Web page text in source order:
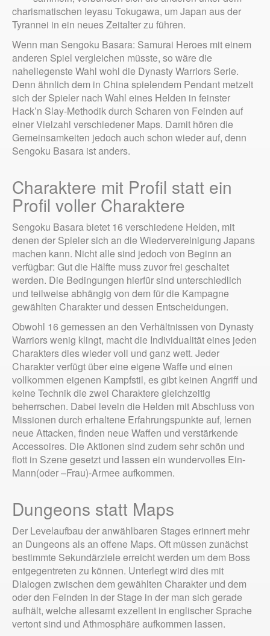
charismatischen Ieyasu Tokugawa, um Japan aus der
Tyrannei in ein neues Zeitalter zu führen.
Wenn man Sengoku Basara: Samurai Heroes mit einem
anderen Spiel vergleichen müsste, so wäre die
naheliegenste Wahl wohl die Dynasty Warriors Serie.
Denn ähnlich dem in China spielendem Pendant metzelt
sich der Spieler nach Wahl eines Helden in feinster
Hack’n Slay-Methodik durch Scharen von Feinden auf
einer Vielzahl verschiedener Maps. Damit hören die
Gemeinsamkeiten jedoch auch schon wieder auf, denn
Sengoku Basara ist anders.
Charaktere mit Profil statt ein
Profil voller Charaktere
Sengoku Basara bietet 16 verschiedene Helden, mit
denen der Spieler sich an die Wiedervereinigung Japans
machen kann. Nicht alle sind jedoch von Beginn an
verfügbar: Gut die Hälfte muss zuvor frei geschaltet
werden. Die Bedingungen hierfür sind unterschiedlich
und teilweise abhängig von dem für die Kampagne
gewählten Charakter und dessen Entscheidungen.
Obwohl 16 gemessen an den Verhältnissen von Dynasty
Warriors wenig klingt, macht die Individualität eines jeden
Charakters dies wieder voll und ganz wett. Jeder
Charakter verfügt über eine eigene Waffe und einen
vollkommen eigenen Kampfstil, es gibt keinen Angriff und
keine Technik die zwei Charaktere gleichzeitig
beherrschen. Dabei leveln die Helden mit Abschluss von
Missionen durch erhaltene Erfahrungspunkte auf, lernen
neue Attacken, finden neue Waffen und verstärkende
Accessoires. Die Aktionen sind zudem sehr schön und
flott in Szene gesetzt und lassen ein wundervolles Ein-
Mann(oder –Frau)-Armee aufkommen.
Dungeons statt Maps
Der Levelaufbau der anwählbaren Stages erinnert mehr
an Dungeons als an offene Maps. Oft müssen zunächst
bestimmte Sekundärziele erreicht werden um dem Boss
entgegentreten zu können. Unterlegt wird dies mit
Dialogen zwischen dem gewählten Charakter und dem
oder den Feinden in der Stage in der man sich gerade
aufhält, welche allesamt exzellent in englischer Sprache
vertont sind und Athmosphäre aufkommen lassen.